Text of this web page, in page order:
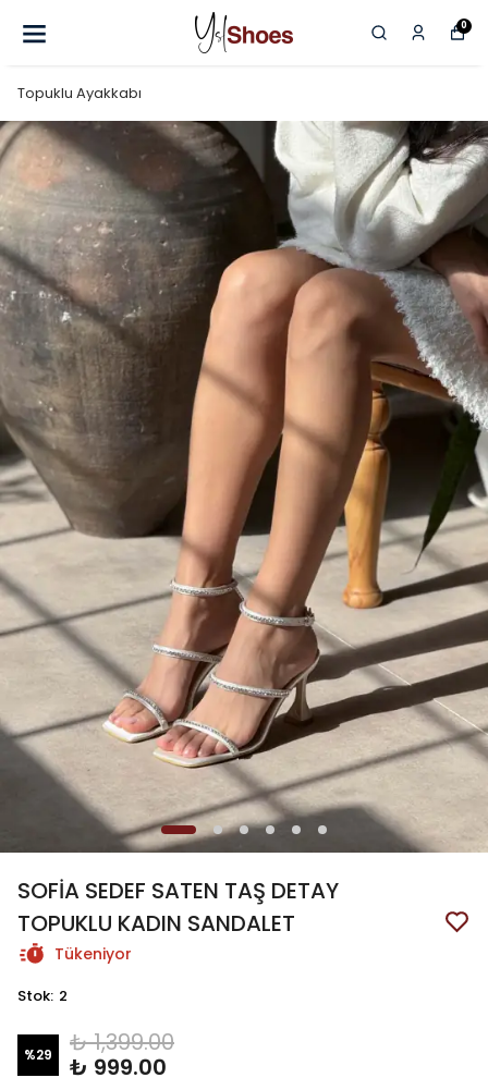
0
Topuklu Ayakkabı
SOFİA SEDEF SATEN TAŞ DETAY
TOPUKLU KADIN SANDALET
Tükeniyor
Stok: 2
%29
₺ 1,399.00
₺ 999.00